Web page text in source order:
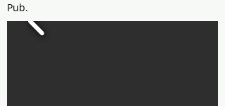
Pub.